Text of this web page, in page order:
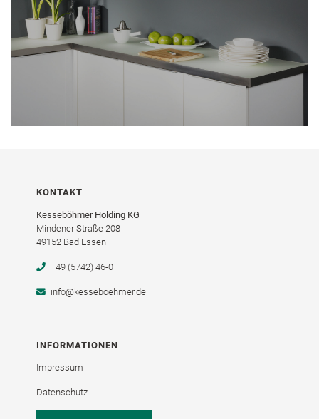
KONTAKT
Kesseböhmer Holding KG
Mindener Straße 208
49152 Bad Essen
+49 (5742) 46-0
info@kesseboehmer.de
INFORMATIONEN
Impressum
Datenschutz